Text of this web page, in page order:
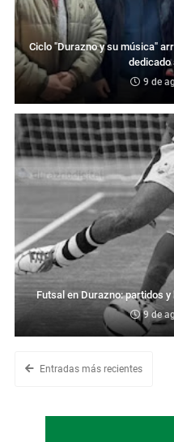
Ciclo "Durazno y su música"
dedicado
9 de
Futsal en Durazno: partidos
9 de
Entradas más recientes